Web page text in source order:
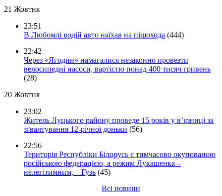
21 Жовтня
23:51
В Любомлі водій авто наїхав на пішохода (444)
22:42
Через «Ягодин» намагалися незаконно провезти
велосипедні насоси, вартістю понад 400 тисяч гривень
(28)
20 Жовтня
23:02
Житель Луцького району проведе 15 років у в’язниці за
зґвалтування 12-річної доньки (56)
22:56
Територія Республіки Білорусь є тимчасово окупованою
російською федерацією, а режим Лукашенка –
нелегітимним, – Гузь (45)
Всі новини